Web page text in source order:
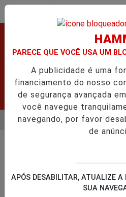
MORRE APÓS GRAVE ACIDENTE.
PARECE QUE VOCÊ USA UM
A publicidade é uma
financiamento do nosso
de segurança avançada
você navegue
navegando, por favor
de
APÓS DESABILITAR, ATUALIZE
SUA